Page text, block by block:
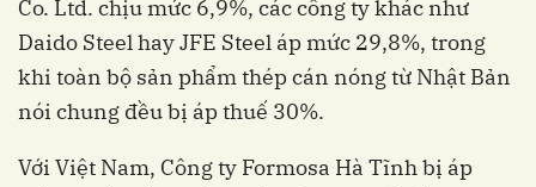
Co. Ltd. chịu mức 6,9%, các công ty khác như
Daido Steel hay JFE Steel áp mức 29,8%, trong
khi toàn bộ sản phẩm thép cán nóng từ Nhật Bản
nói chung đều bị áp thuế 30%.
Với Việt Nam, Công ty Formosa Hà Tĩnh bị áp